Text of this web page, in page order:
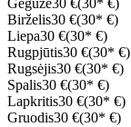
Gegužė30 €(30* €)
Birželis30 €(30* €)
Liepa30 €(30* €)
Rugpjūtis30 €(30* €)
Rugsėjis30 €(30* €)
Spalis30 €(30* €)
Lapkritis30 €(30* €)
Gruodis30 €(30* €)